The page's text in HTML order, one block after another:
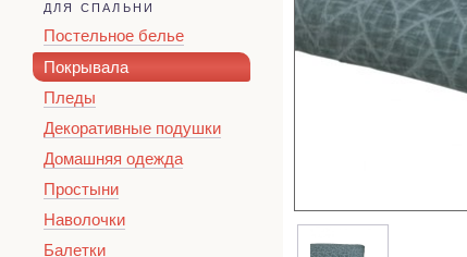
ДЛЯ СПАЛЬНИ
Постельное белье
Покрывала
Пледы
Декоративные подушки
Домашняя одежда
Простыни
Наволочки
Балетки